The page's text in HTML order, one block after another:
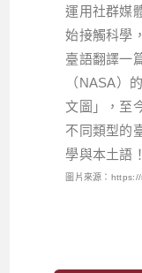
運用社群媒
始接觸科學
臺語翻譯一
（NASA）
文圖」，至
不同類型的
學與本土語！
圖片來源：